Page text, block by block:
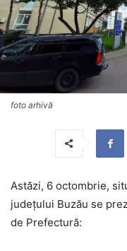
foto arhivă
Astăzi, 6 octombrie,
județului Buzău se
de Prefectură: